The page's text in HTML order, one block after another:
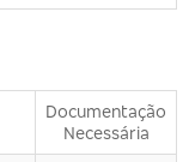
Documentação
Necessária